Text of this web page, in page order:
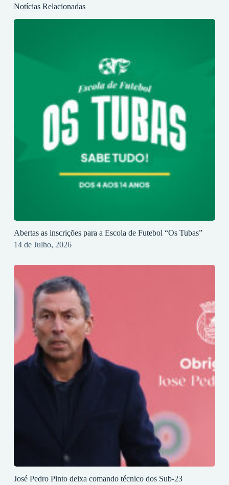
Notícias Relacionadas
Abertas as inscrições para a Escola de Futebol “Os Tubas”
14 de Julho, 2026
José Pedro Pinto deixa comando técnico dos Sub-23